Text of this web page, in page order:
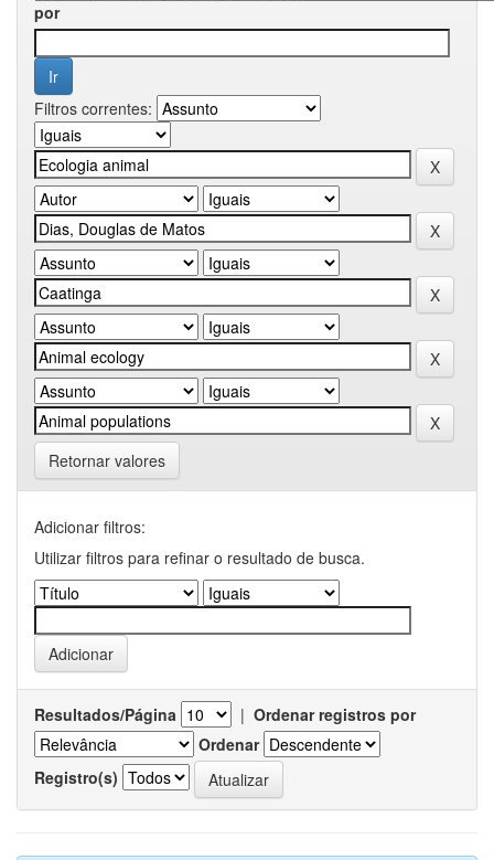
por
Filtros correntes:
Retornar valores
Adicionar filtros:
Utilizar filtros para refinar o resultado de busca.
Resultados/Página | Ordenar registros por
Ordenar
Registro(s)